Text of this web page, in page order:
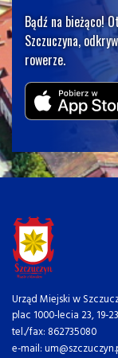
Bądź na bieżąco!
Szczuczyna,
rowerze.
Urząd Miejski w
plac 1000-lecia 23, 19-
tel./fax: 862735080
e-mail: